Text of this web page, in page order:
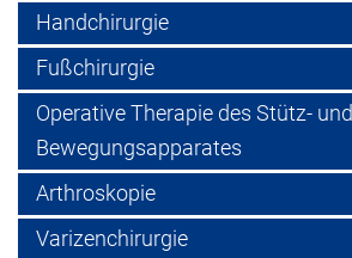
Handchirurgie
Fußchirurgie
Operative Therapie des Stütz- und
Bewegungsapparates
Arthroskopie
Varizenchirurgie